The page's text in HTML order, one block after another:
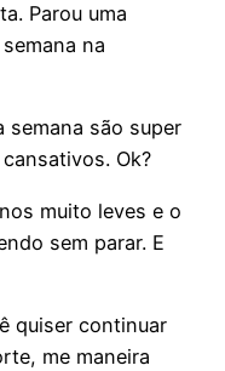
Parou uma
na
são super
Ok?
muito leves e o
sem parar. E
quiser continuar
me maneira